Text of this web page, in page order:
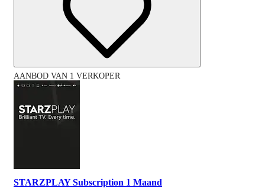
AANBOD VAN 1 VERKOPER
STARZPLAY Subscription 1 Maand